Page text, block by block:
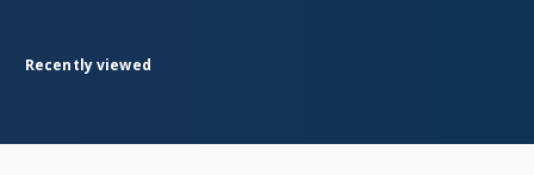
Recently viewed